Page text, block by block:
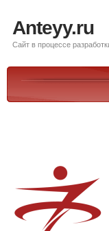
Anteyy.ru
Сайт в процессе